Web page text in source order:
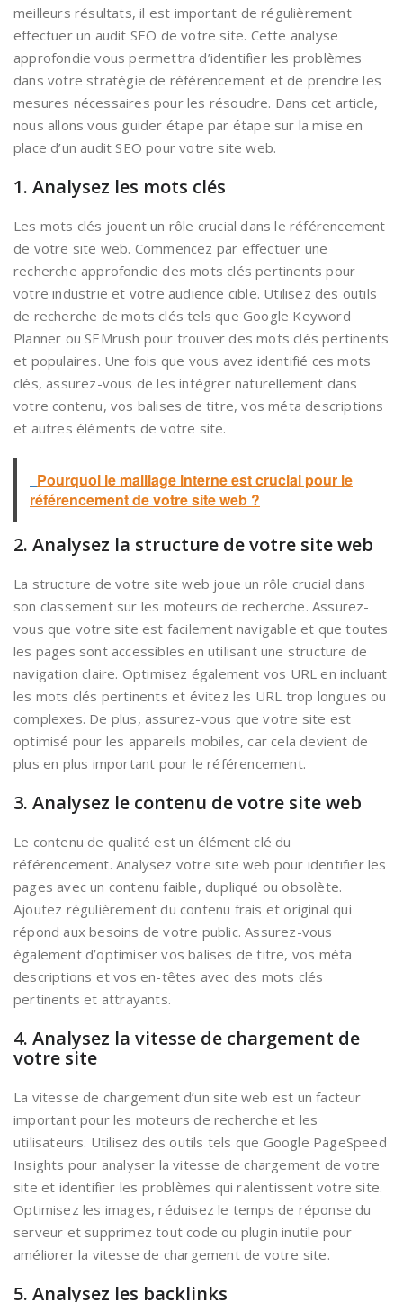
meilleurs résultats, il est important de régulièrement
effectuer un audit SEO de votre site. Cette analyse
approfondie vous permettra d’identifier les problèmes
dans votre stratégie de référencement et de prendre les
mesures nécessaires pour les résoudre. Dans cet article,
nous allons vous guider étape par étape sur la mise en
place d’un audit SEO pour votre site web.
1. Analysez les mots clés
Les mots clés jouent un rôle crucial dans le référencement
de votre site web. Commencez par effectuer une
recherche approfondie des mots clés pertinents pour
votre industrie et votre audience cible. Utilisez des outils
de recherche de mots clés tels que Google Keyword
Planner ou SEMrush pour trouver des mots clés pertinents
et populaires. Une fois que vous avez identifié ces mots
clés, assurez-vous de les intégrer naturellement dans
votre contenu, vos balises de titre, vos méta descriptions
et autres éléments de votre site.
Pourquoi le maillage interne est crucial pour le
référencement de votre site web ?
2. Analysez la structure de votre site web
La structure de votre site web joue un rôle crucial dans
son classement sur les moteurs de recherche. Assurez-
vous que votre site est facilement navigable et que toutes
les pages sont accessibles en utilisant une structure de
navigation claire. Optimisez également vos URL en incluant
les mots clés pertinents et évitez les URL trop longues ou
complexes. De plus, assurez-vous que votre site est
optimisé pour les appareils mobiles, car cela devient de
plus en plus important pour le référencement.
3. Analysez le contenu de votre site web
Le contenu de qualité est un élément clé du
référencement. Analysez votre site web pour identifier les
pages avec un contenu faible, dupliqué ou obsolète.
Ajoutez régulièrement du contenu frais et original qui
répond aux besoins de votre public. Assurez-vous
également d’optimiser vos balises de titre, vos méta
descriptions et vos en-têtes avec des mots clés
pertinents et attrayants.
4. Analysez la vitesse de chargement de
votre site
La vitesse de chargement d’un site web est un facteur
important pour les moteurs de recherche et les
utilisateurs. Utilisez des outils tels que Google PageSpeed
Insights pour analyser la vitesse de chargement de votre
site et identifier les problèmes qui ralentissent votre site.
Optimisez les images, réduisez le temps de réponse du
serveur et supprimez tout code ou plugin inutile pour
améliorer la vitesse de chargement de votre site.
5. Analysez les backlinks